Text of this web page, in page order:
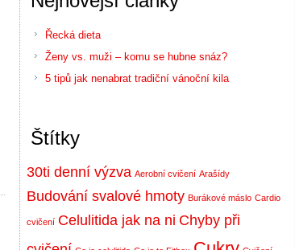
Řecká dieta
Ženy vs. muži – komu se hubne snáz?
5 tipů jak nenabrat tradiční vánoční kila
Štítky
30ti denní výzva Aerobní cvičení Arašídy
Budování svalové hmoty Burákové máslo Cardio
cvičení Celulitida jak na ni Chyby při